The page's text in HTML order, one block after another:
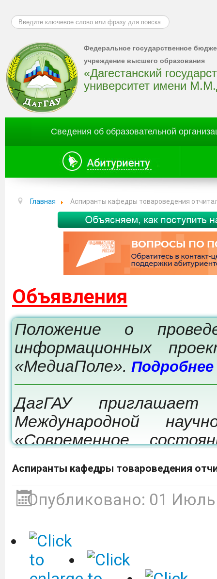
Искать...
Федеральное государственное
учреждение высшего образования
«Дагестанский
университет имени
Сведения об образовательной
Главная Аспиранты кафедры товароведения
Объявления
Положение о
информационных
«МедиаПоле». Подробнее
ДагГАУ
Международной
«Современное
которая состоится 24-
Депобразования
участие в
культуре
ВТБ (ПАО).Подробнее
Аспиранты кафедры товароведения
Опубликовано: 01